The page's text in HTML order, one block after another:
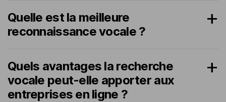
Quelle est la meilleure
reconnaissance vocale ?
Quels avantages la recherche
vocale peut-elle apporter aux
entreprises en ligne ?